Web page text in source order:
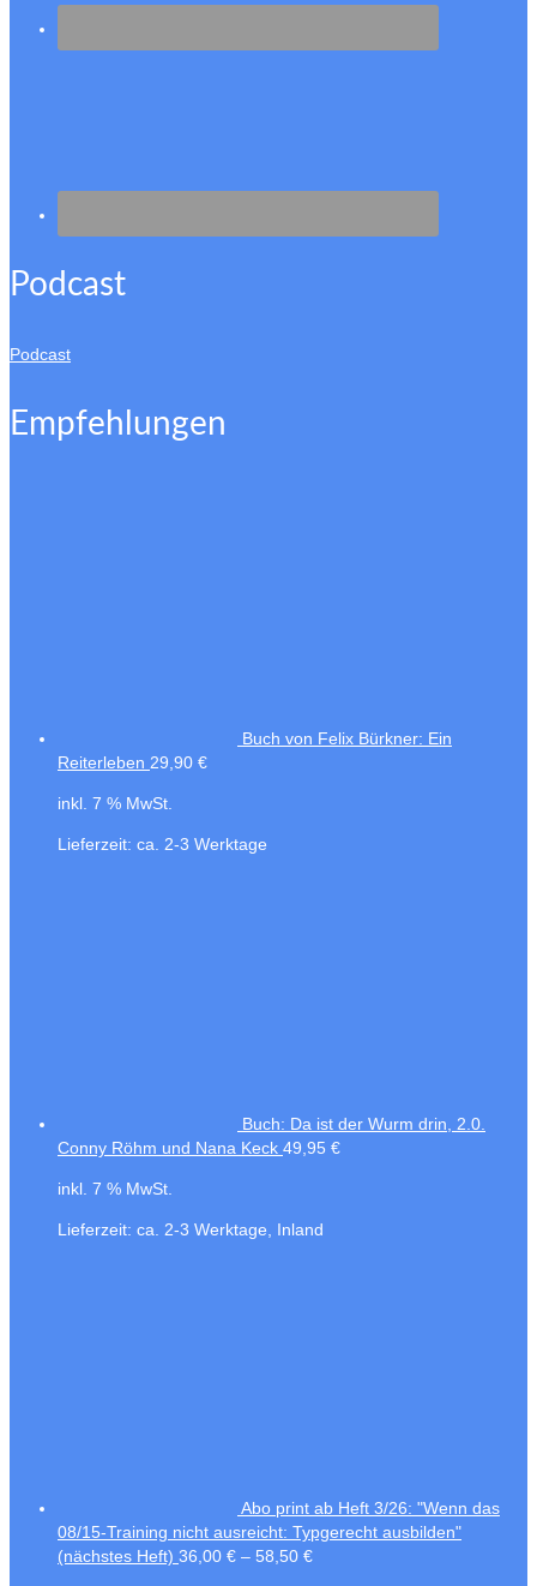
Podcast
Podcast
Empfehlungen
Buch von Felix Bürkner: Ein
Reiterleben 29,90 €
inkl. 7 % MwSt.
Lieferzeit: ca. 2-3 Werktage
Buch: Da ist der Wurm drin, 2.0.
Conny Röhm und Nana Keck 49,95 €
inkl. 7 % MwSt.
Lieferzeit: ca. 2-3 Werktage, Inland
Abo print ab Heft 3/26: "Wenn das
08/15-Training nicht ausreicht: Typgerecht ausbilden"
(nächstes Heft) 36,00 € – 58,50 €